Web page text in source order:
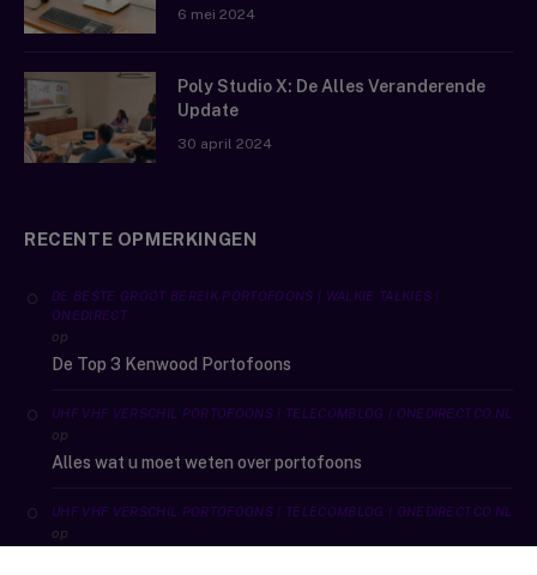
6 mei 2024
Poly Studio X: De Alles Veranderende
Update
30 april 2024
RECENTE OPMERKINGEN
DE BESTE GROOT BEREIK PORTOFOONS | WALKIE TALKIES |
ONEDIRECT
op
De Top 3 Kenwood Portofoons
UHF VHF VERSCHIL PORTOFOONS | TELECOMBLOG | ONEDIRECT.CO.NL
op
Alles wat u moet weten over portofoons
UHF VHF VERSCHIL PORTOFOONS | TELECOMBLOG | ONEDIRECT.CO.NL
op